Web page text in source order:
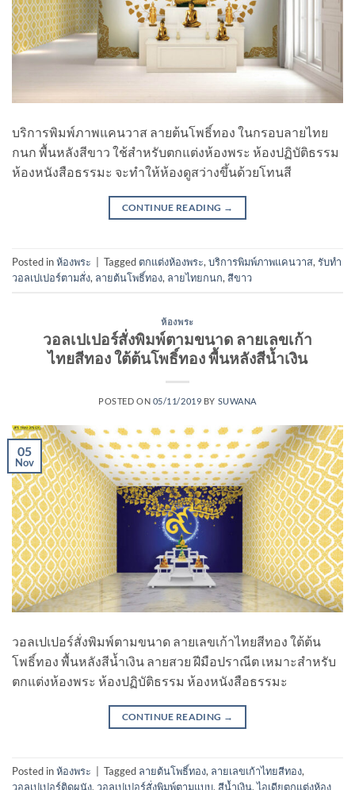
บริการพิมพ์ภาพแคนวาส ลายต้นโพธิ์ทอง ในกรอบลายไทย
กนก พื้นหลังสีขาว ใช้สำหรับตกแต่งห้องพระ ห้องปฏิบัติธรรม
ห้องหนังสือธรรมะ จะทำให้ห้องดูสว่างขึ้นด้วยโทนสี
CONTINUE READING →
Posted inห้องพระ Tagged ตกแต่งห้องพระ,บริการพิมพ์ภาพแคนวาส,รับทํา
วอลเปเปอร์ตามสั่ง, ลายต้นโพธิ์ทอง, ลายไทยกนก, สีขาว
ห้องพระ
วอลเปเปอร์สั่งพิมพ์ตามขนาด ลายเลขเก้า
ไทยสีทอง ใต้ต้นโพธิ์ทอง พื้นหลังสีน้ำเงิน
POSTED ON 05/11/2019 BY SUWANA
05
Nov
วอลเปเปอร์สั่งพิมพ์ตามขนาด ลายเลขเก้าไทยสีทอง ใต้ต้น
โพธิ์ทอง พื้นหลังสีน้ำเงิน ลายสวย ฝีมือปราณีต เหมาะสำหรับ
ตกแต่งห้องพระ ห้องปฏิบัติธรรม ห้องหนังสือธรรมะ
CONTINUE READING →
Posted inห้องพระ Tagged ลายต้นโพธิ์ทอง, ลายเลขเก้าไทยสีทอง,
วอลเปเปอร์ติดผนัง, วอลเปเปอร์สั่งพิมพ์ตามแบบ, สีน้ำเงิน,ไอเดียตกแต่งห้อง